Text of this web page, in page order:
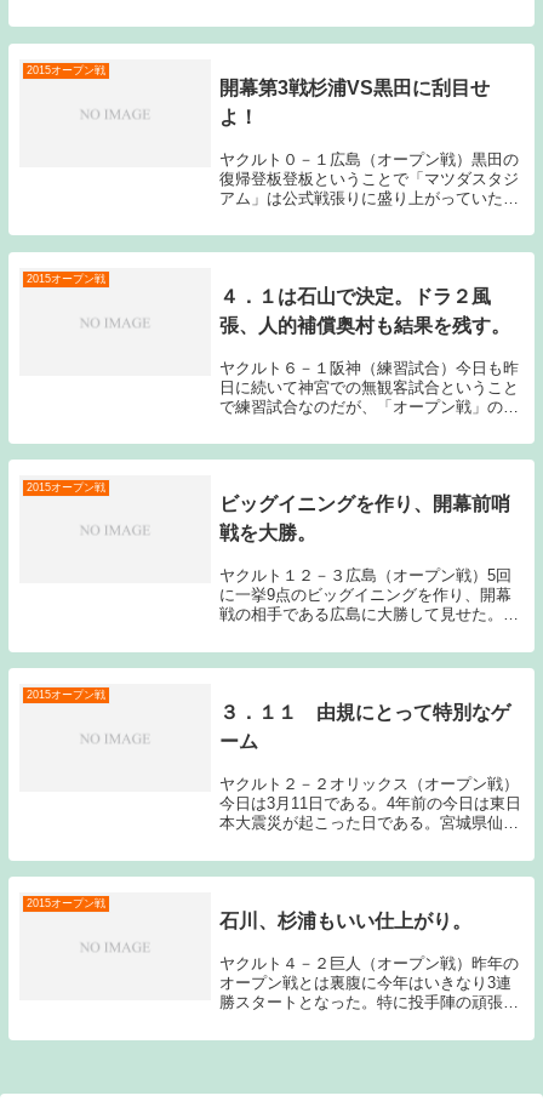
獲り方が出来るのも今シーズンのヤクルト
打線である。効果的な一発だった。小川に
2015オープン戦
開幕第3戦杉浦VS黒田に刮目せ
よ！
ヤクルト０－１広島（オープン戦）黒田の
復帰登板登板ということで「マツダスタジ
アム」は公式戦張りに盛り上がっていた。
抑え込まれてしまった。流石に現役バリバ
リのメジャーリーガーである。渡米前とは
2015オープン戦
４．１は石山で決定。ドラ２風
張、人的補償奥村も結果を残す。
ヤクルト６－１阪神（練習試合）今日も昨
日に続いて神宮での無観客試合ということ
で練習試合なのだが、「オープン戦」のカ
敗を喫しており、もやもやしたゲームが続
いていたのだが、今日の練習試合はヤクル
2015オープン戦
ビッグイニングを作り、開幕前哨
戦を大勝。
ヤクルト１２－３広島（オープン戦）5回
に一挙9点のビッグイニングを作り、開幕
戦の相手である広島に大勝して見せた。相
グを数多く作ってもらいたい。それでは今
日は野手陣から振り返って見たい。まずは
2015オープン戦
３．１１ 由規にとって特別なゲ
ーム
ヤクルト２－２オリックス（オープン戦）
今日は3月11日である。4年前の今日は東日
本大震災が起こった日である。宮城県仙台
である。被災地の復興と自分の復活を重ね
合わせての志願の登板だったようだ。その
2015オープン戦
石川、杉浦もいい仕上がり。
ヤクルト４－２巨人（オープン戦）昨年の
オープン戦とは裏腹に今年はいきなり3連
勝スタートとなった。特に投手陣の頑張り
別メニューの時期もあった石川が2回をノ